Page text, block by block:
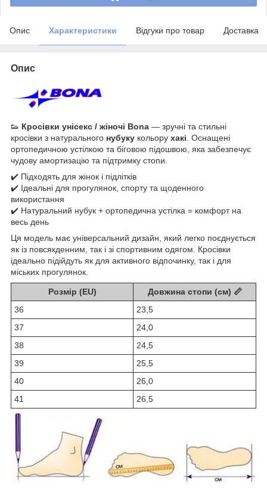
Опис Характеристики Відгуки про товар Доставка
Опис
👟 Кросівки унісекс / жіночі Bona — зручні та стильні
кросівки з натурального нубуку кольору хакі . Оснащені
ортопедичною устілкою та біговою підошвою, яка забезпечує
чудову амортизацію та підтримку стопи.
✔️ Підходять для жінок і підлітків
✔️ Ідеальні для прогулянок, спорту та щоденного
використання
✔️ Натуральний нубук + ортопедична устілка = комфорт на
весь день
Ця модель має універсальний дизайн, який легко поєднується
як із повсякденним, так і зі спортивним одягом. Кросівки
ідеально підійдуть як для активного відпочинку, так і для
міських прогулянок.
Розмір (EU)
Довжина стопи (см) 📏
36
23,5
37
24,0
38
24,5
39
25,5
40
26,0
41
26,5